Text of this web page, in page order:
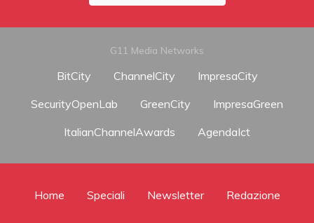
G11 Media Networks
BitCity ChannelCity
ImpresaCity
SecurityOpenLab
GreenCity
ImpresaGreen
ItalianChannelAwards
AgendaIct
Home Speciali Newsletter Redazione